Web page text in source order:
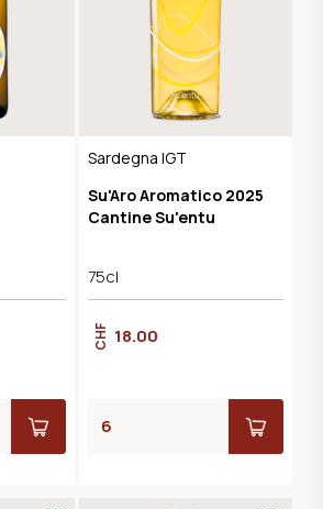
Sardegna IGT
Su'Aro Aromatico 2025
Cantine Su'entu
75cl
CHF 18.00